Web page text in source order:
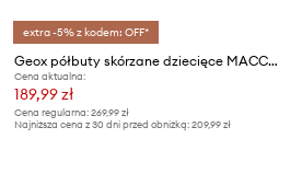
extra -5% z kodem: OFF*
Geox półbuty skórzane dziecięce MACCHIA
Cena aktualna:
189,99 zł
Cena regularna: 269,99 zł
Najniższa cena z 30 dni przed obniżką: 209,99 zł